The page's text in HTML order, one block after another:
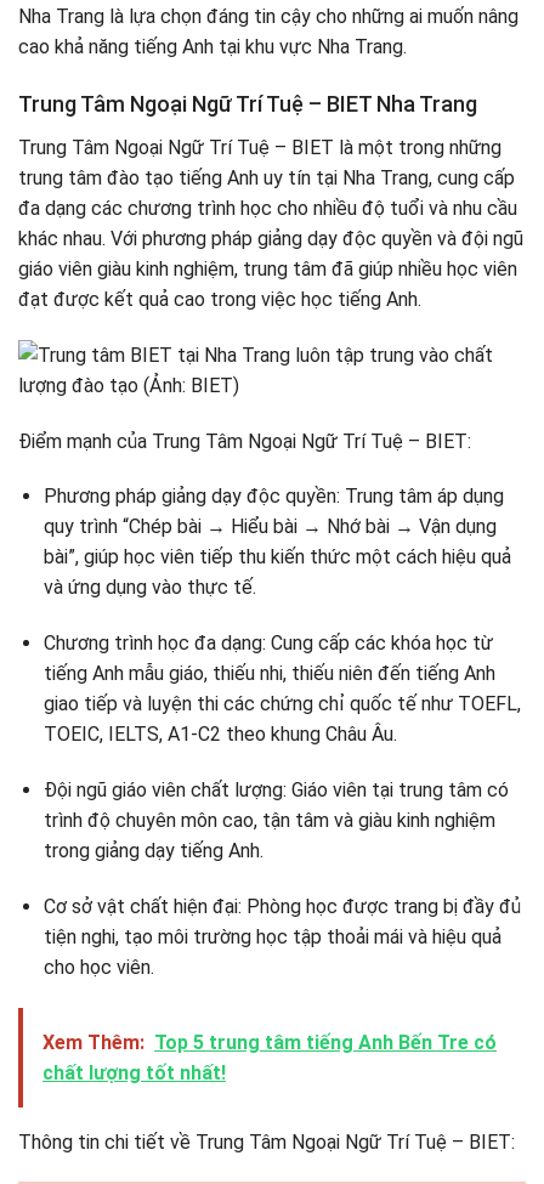
Nha Trang là lựa chọn đáng tin cậy cho những ai muốn nâng
cao khả năng tiếng Anh tại khu vực Nha Trang.
Trung Tâm Ngoại Ngữ Trí Tuệ – BIET Nha Trang
Trung Tâm Ngoại Ngữ Trí Tuệ – BIET là một trong những
trung tâm đào tạo tiếng Anh uy tín tại Nha Trang, cung cấp
đa dạng các chương trình học cho nhiều độ tuổi và nhu cầu
khác nhau. Với phương pháp giảng dạy độc quyền và đội ngũ
giáo viên giàu kinh nghiệm, trung tâm đã giúp nhiều học viên
đạt được kết quả cao trong việc học tiếng Anh.
Điểm mạnh của Trung Tâm Ngoại Ngữ Trí Tuệ – BIET:
Phương pháp giảng dạy độc quyền: Trung tâm áp dụng
quy trình “Chép bài → Hiểu bài → Nhớ bài → Vận dụng
bài”, giúp học viên tiếp thu kiến thức một cách hiệu quả
và ứng dụng vào thực tế.
Chương trình học đa dạng: Cung cấp các khóa học từ
tiếng Anh mẫu giáo, thiếu nhi, thiếu niên đến tiếng Anh
giao tiếp và luyện thi các chứng chỉ quốc tế như TOEFL,
TOEIC, IELTS, A1-C2 theo khung Châu Âu. ​
Đội ngũ giáo viên chất lượng: Giáo viên tại trung tâm có
trình độ chuyên môn cao, tận tâm và giàu kinh nghiệm
trong giảng dạy tiếng Anh.​
Cơ sở vật chất hiện đại: Phòng học được trang bị đầy đủ
tiện nghi, tạo môi trường học tập thoải mái và hiệu quả
cho học viên.​
Xem Thêm: Top 5 trung tâm tiếng Anh Bến Tre có
chất lượng tốt nhất!
Thông tin chi tiết về Trung Tâm Ngoại Ngữ Trí Tuệ – BIET: